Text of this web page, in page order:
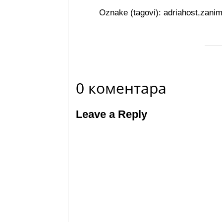
Oznake (tagovi):adriahost,
0 коментара
Leave a Reply